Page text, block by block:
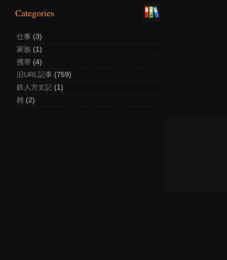
Categories
仕事 (3)
家族 (1)
携帯 (4)
旧URL記事 (759)
鉄人方丈記 (1)
雑 (2)